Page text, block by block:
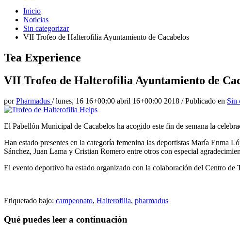
Inicio
Noticias
Sin categorizar
VII Trofeo de Halterofilia Ayuntamiento de Cacabelos
Tea Experience
VII Trofeo de Halterofilia Ayuntamiento de
porPharmadus /lunes, 16 16+00:00 abril 16+00:00 2018 /Publicado en Sin
El Pabellón Municipal de Cacabelos ha acogido este fin de semana la
Han estado presentes en la categoría femenina las deportistas María Enma
Sánchez, Juan Lama y Cristian Romero entre otros con especial
El evento deportivo ha estado organizado con la colaboración del Centro
Etiquetado bajo: campeonato, Halterofilia, pharmadus
Qué puedes leer a continuación